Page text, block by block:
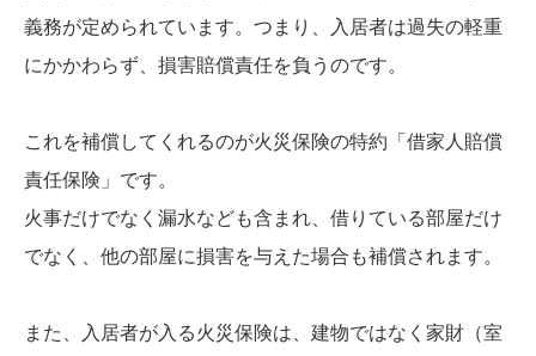
義務が定められています。つまり、入居者は過失の軽重
にかかわらず、損害賠償責任を負うのです。
これを補償してくれるのが火災保険の特約「借家人賠償
責任保険」です。
火事だけでなく漏水なども含まれ、借りている部屋だけ
でなく、他の部屋に損害を与えた場合も補償されます。
また、入居者が入る火災保険は、建物ではなく家財（室